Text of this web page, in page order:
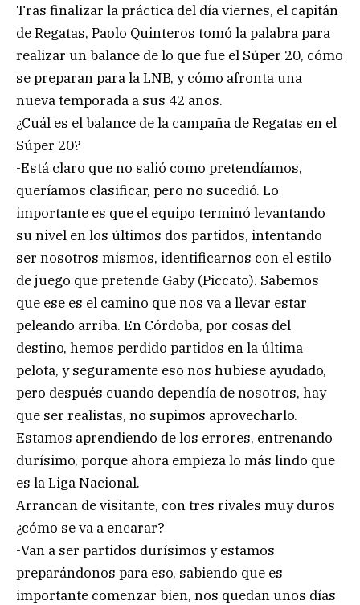
Tras finalizar la práctica del día viernes, el capitán
de Regatas, Paolo Quinteros tomó la palabra para
realizar un balance de lo que fue el Súper 20, cómo
se preparan para la LNB, y cómo afronta una
nueva temporada a sus 42 años.
¿Cuál es el balance de la campaña de Regatas en el
Súper 20?
-Está claro que no salió como pretendíamos,
queríamos clasificar, pero no sucedió. Lo
importante es que el equipo terminó levantando
su nivel en los últimos dos partidos, intentando
ser nosotros mismos, identificarnos con el estilo
de juego que pretende Gaby (Piccato). Sabemos
que ese es el camino que nos va a llevar estar
peleando arriba. En Córdoba, por cosas del
destino, hemos perdido partidos en la última
pelota, y seguramente eso nos hubiese ayudado,
pero después cuando dependía de nosotros, hay
que ser realistas, no supimos aprovecharlo.
Estamos aprendiendo de los errores, entrenando
durísimo, porque ahora empieza lo más lindo que
es la Liga Nacional.
Arrancan de visitante, con tres rivales muy duros
¿cómo se va a encarar?
-Van a ser partidos durísimos y estamos
preparándonos para eso, sabiendo que es
importante comenzar bien, nos quedan unos días